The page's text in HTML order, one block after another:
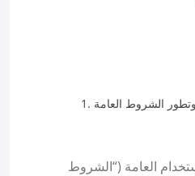
الشروط العامة
العامة (“الشروط